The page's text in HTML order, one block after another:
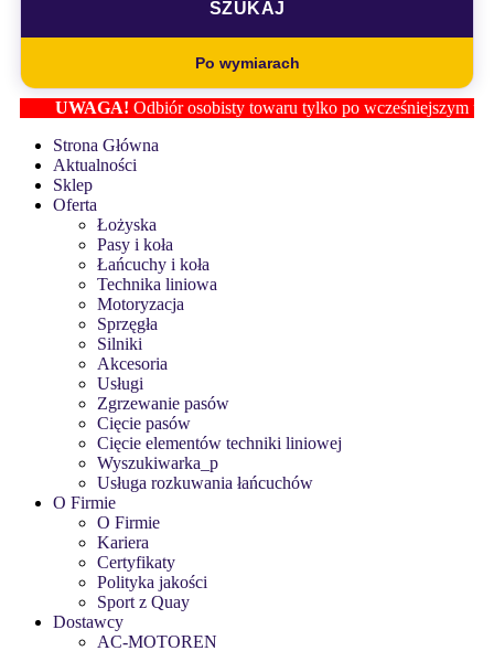
Po wymiarach
UWAGA!Odbiór osobisty towaru tylko po wcześniejszym
Strona Główna
Aktualności
Sklep
Oferta
Łożyska
Pasy i koła
Łańcuchy i koła
Technika liniowa
Motoryzacja
Sprzęgła
Silniki
Akcesoria
Usługi
Zgrzewanie pasów
Cięcie pasów
Cięcie elementów techniki liniowej
Wyszukiwarka_p
Usługa rozkuwania łańcuchów
O Firmie
O Firmie
Kariera
Certyfikaty
Polityka jakości
Sport z Quay
Dostawcy
AC-MOTOREN